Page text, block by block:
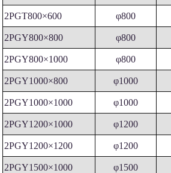
2PGT800×600 φ800
2PGY800×800 φ800
2PGY800×1000 φ800
2PGY1000×800 φ1000
2PGY1000×1000 φ1000
2PGY1200×1000 φ1200
2PGY1200×1200 φ1200
2PGY1500×1000 φ1500